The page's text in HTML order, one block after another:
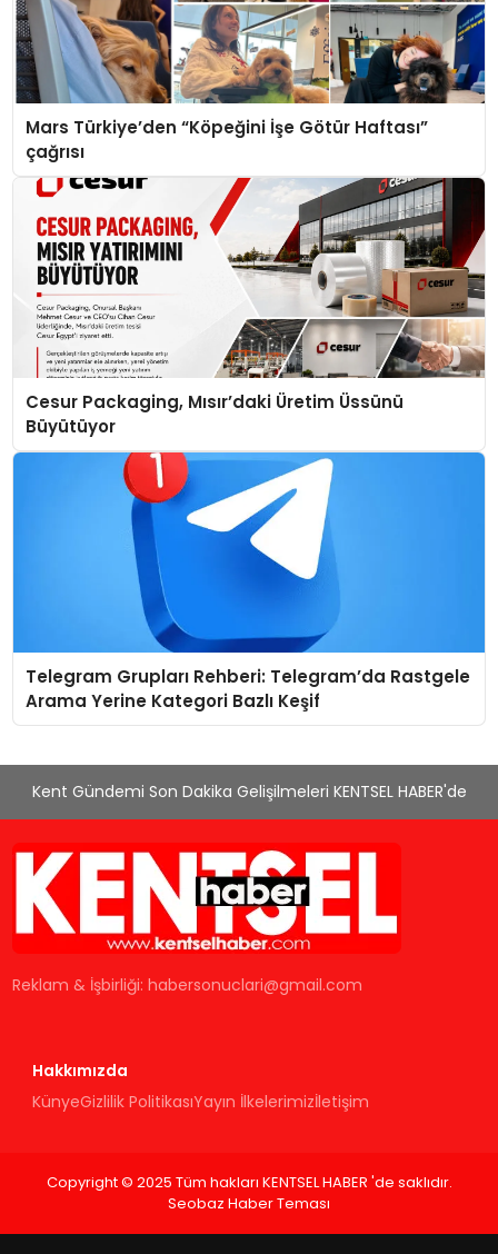
Mars Türkiye’den “Köpeğini İşe Götür Haftası”
çağrısı
Cesur Packaging, Mısır’daki Üretim Üssünü
Büyütüyor
Telegram Grupları Rehberi: Telegram’da Rastgele
Arama Yerine Kategori Bazlı Keşif
Kent Gündemi Son Dakika Gelişilmeleri KENTSEL HABER'de
Reklam & İşbirliği:habersonuclari@gmail.com
Hakkımızda
KünyeGizlilik PolitikasıYayın İlkelerimizİletişim
Copyright © 2025 Tüm hakları KENTSEL HABER 'de saklıdır.
Seobaz Haber Teması